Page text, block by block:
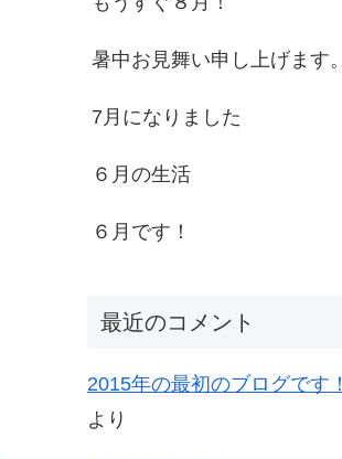
暑中お見舞い申し上げます。
7月になりました
６月の生活
６月です！
最近のコメント
2015年の最初のブログです！
より